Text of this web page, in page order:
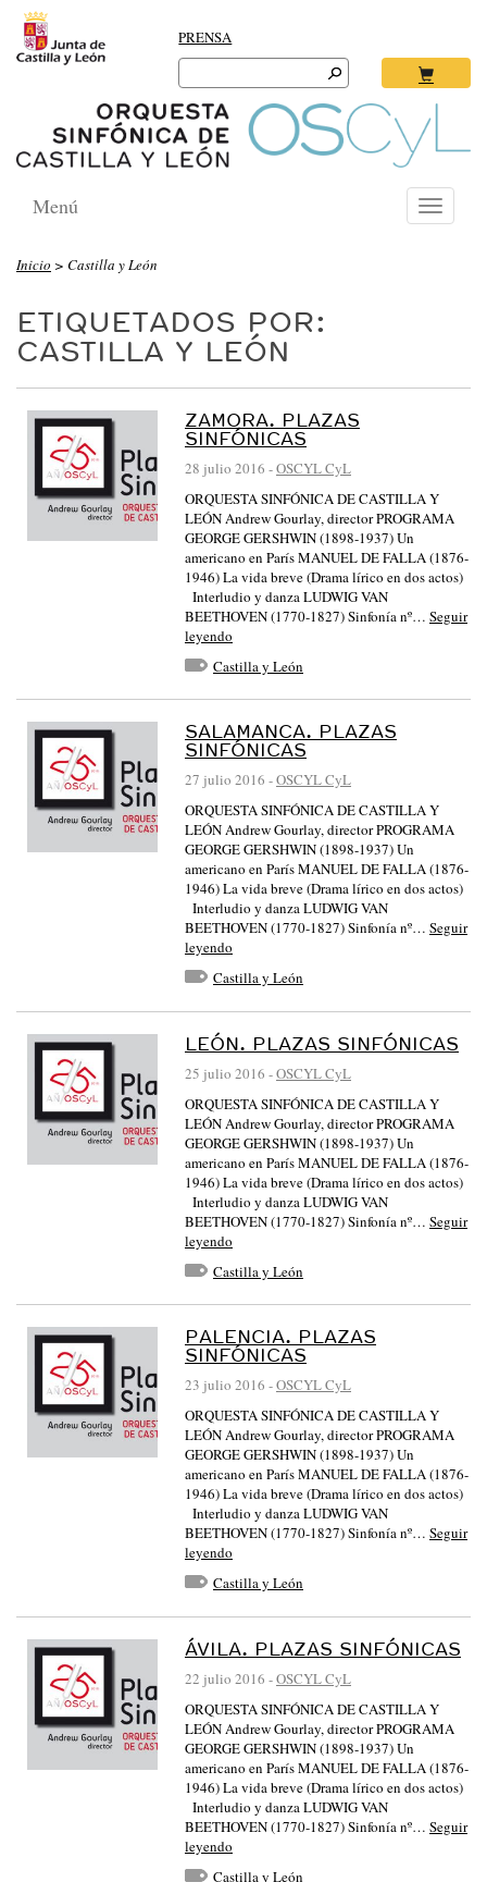
PRENSA
Search
for:
Toggle
Menú
Inicio > Castilla y León
ETIQUETADOS POR:
CASTILLA Y LEÓN
ZAMORA. PLAZAS
SINFÓNICAS
28 julio 2016 -OSCYL CyL
ORQUESTA SINFÓNICA DE CASTILLA Y
LEÓN Andrew Gourlay, director PROGRAMA
GEORGE GERSHWIN (1898-1937) Un
americano en París MANUEL DE FALLA (1876-
1946) La vida breve (Drama lírico en dos actos)
Interludio y danza LUDWIG VAN
BEETHOVEN (1770-1827) Sinfonía nº… Seguir
leyendo
Castilla y León
SALAMANCA. PLAZAS
SINFÓNICAS
27 julio 2016 -OSCYL CyL
ORQUESTA SINFÓNICA DE CASTILLA Y
LEÓN Andrew Gourlay, director PROGRAMA
GEORGE GERSHWIN (1898-1937) Un
americano en París MANUEL DE FALLA (1876-
1946) La vida breve (Drama lírico en dos actos)
Interludio y danza LUDWIG VAN
BEETHOVEN (1770-1827) Sinfonía nº… Seguir
leyendo
Castilla y León
LEÓN. PLAZAS SINFÓNICAS
25 julio 2016 -OSCYL CyL
ORQUESTA SINFÓNICA DE CASTILLA Y
LEÓN Andrew Gourlay, director PROGRAMA
GEORGE GERSHWIN (1898-1937) Un
americano en París MANUEL DE FALLA (1876-
1946) La vida breve (Drama lírico en dos actos)
Interludio y danza LUDWIG VAN
BEETHOVEN (1770-1827) Sinfonía nº… Seguir
leyendo
Castilla y León
PALENCIA. PLAZAS
SINFÓNICAS
23 julio 2016 -OSCYL CyL
ORQUESTA SINFÓNICA DE CASTILLA Y
LEÓN Andrew Gourlay, director PROGRAMA
GEORGE GERSHWIN (1898-1937) Un
americano en París MANUEL DE FALLA (1876-
1946) La vida breve (Drama lírico en dos actos)
Interludio y danza LUDWIG VAN
BEETHOVEN (1770-1827) Sinfonía nº… Seguir
leyendo
Castilla y León
ÁVILA. PLAZAS SINFÓNICAS
22 julio 2016 -OSCYL CyL
ORQUESTA SINFÓNICA DE CASTILLA Y
LEÓN Andrew Gourlay, director PROGRAMA
GEORGE GERSHWIN (1898-1937) Un
americano en París MANUEL DE FALLA (1876-
1946) La vida breve (Drama lírico en dos actos)
Interludio y danza LUDWIG VAN
BEETHOVEN (1770-1827) Sinfonía nº… Seguir
leyendo
Castilla y León